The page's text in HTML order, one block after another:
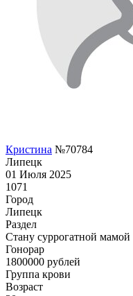
Кристина №70784
Липецк
01 Июля 2025
1071
Город
Липецк
Раздел
Cтану суррогатной мамой
Гонoрар
1800000 рублей
Группа крови
Возраст